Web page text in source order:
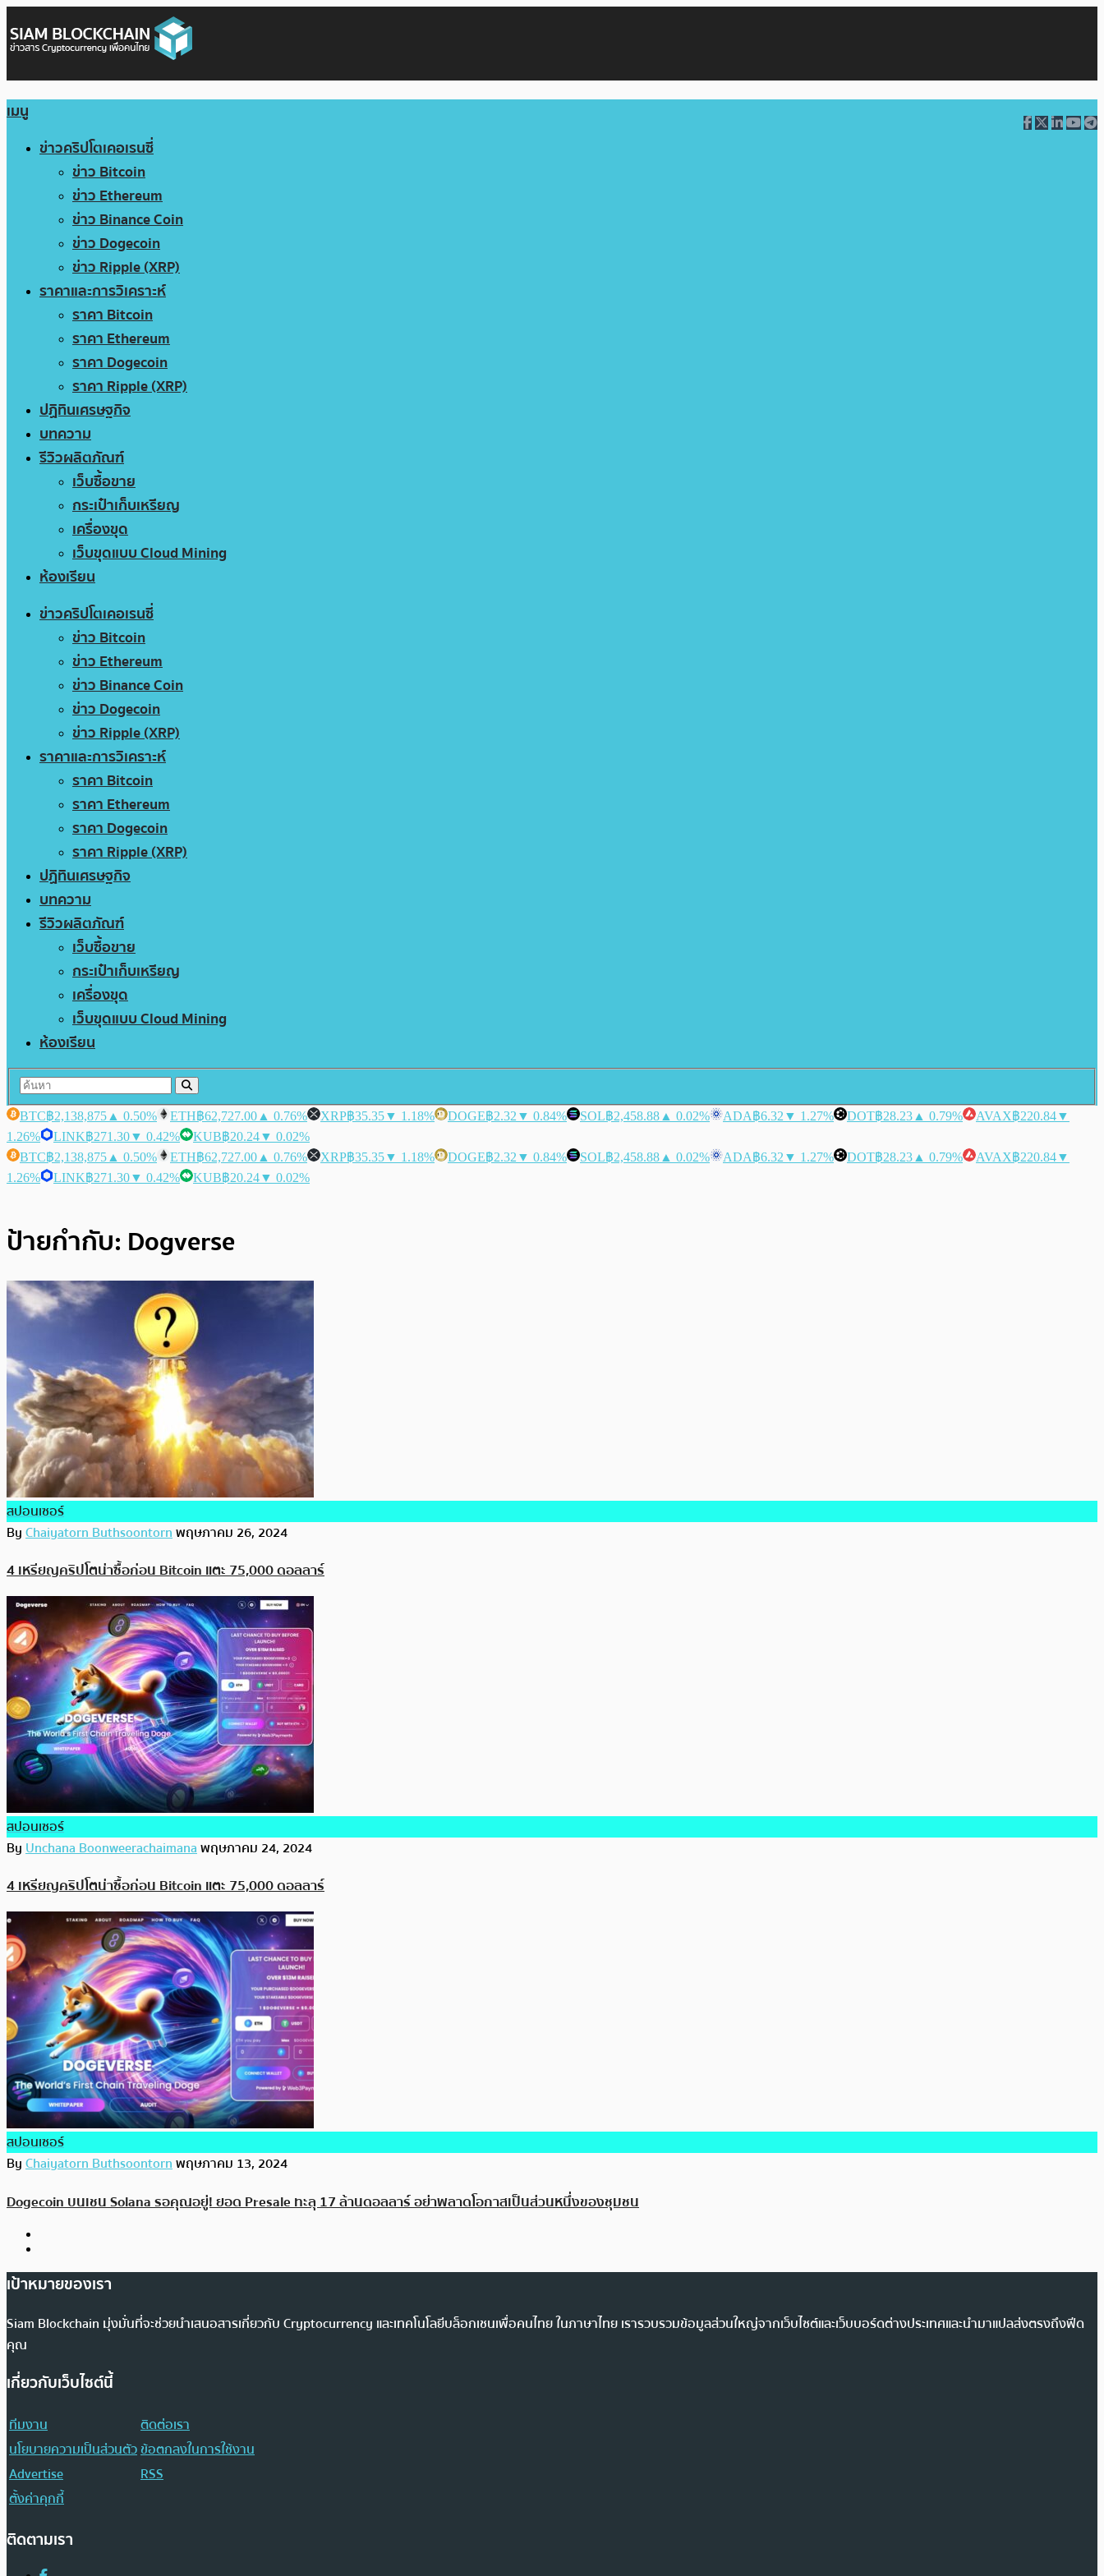
เมนู
ข่าวคริปโตเคอเรนซี่
ข่าว Bitcoin
ข่าว Ethereum
ข่าว Binance Coin
ข่าว Dogecoin
ข่าว Ripple (XRP)
ราคาและการวิเคราะห์
ราคา Bitcoin
ราคา Ethereum
ราคา Dogecoin
ราคา Ripple (XRP)
ปฏิทินเศรษฐกิจ
บทความ
รีวิวผลิตภัณฑ์
เว็บซื้อขาย
กระเป๋าเก็บเหรียญ
เครื่องขุด
เว็บขุดแบบ Cloud Mining
ห้องเรียน
ข่าวคริปโตเคอเรนซี่
ข่าว Bitcoin
ข่าว Ethereum
ข่าว Binance Coin
ข่าว Dogecoin
ข่าว Ripple (XRP)
ราคาและการวิเคราะห์
ราคา Bitcoin
ราคา Ethereum
ราคา Dogecoin
ราคา Ripple (XRP)
ปฏิทินเศรษฐกิจ
บทความ
รีวิวผลิตภัณฑ์
เว็บซื้อขาย
กระเป๋าเก็บเหรียญ
เครื่องขุด
เว็บขุดแบบ Cloud Mining
ห้องเรียน
BTC฿2,138,875 ▲ 0.50% ETH฿62,727.00 ▲ 0.76% XRP฿35.35▼ 1.18% DOGE฿2.32 ▼ 0.84% SOL฿2,458.88 ▲ 0.02% ADA฿6.32 ▼ 1.27% DOT฿28.23 ▲ 0.79% AVAX฿220.84▼
1.26%
LINK฿271.30▼ 0.42% KUB฿20.24▼ 0.02%
BTC฿2,138,875 ▲ 0.50% ETH฿62,727.00 ▲ 0.76% XRP฿35.35▼ 1.18% DOGE฿2.32 ▼ 0.84% SOL฿2,458.88 ▲ 0.02% ADA฿6.32 ▼ 1.27% DOT฿28.23 ▲ 0.79% AVAX฿220.84▼
1.26%
LINK฿271.30▼ 0.42% KUB฿20.24▼ 0.02%
ป้ายกำกับ: Dogverse
สปอนเซอร์
ByChaiyatorn Buthsoontornพฤษภาคม 26, 2024
4 เหรียญคริปโตน่าซื้อก่อน Bitcoin แตะ 75,000 ดอลลาร์
สปอนเซอร์
ByUnchana Boonweerachaimanaพฤษภาคม 24, 2024
4 เหรียญคริปโตน่าซื้อก่อน Bitcoin แตะ 75,000 ดอลลาร์
สปอนเซอร์
ByChaiyatorn Buthsoontornพฤษภาคม 13, 2024
Dogecoin บนเชน Solana รอคุณอยู่! ยอด Presale ทะลุ 17 ล้านดอลลาร์ อย่าพลาดโอกาสเป็นส่วนหนึ่งของชุมชน
เป้าหมายของเรา
Siam Blockchain มุ่งมั่นที่จะช่วยนำเสนอสารเกี่ยวกับ Cryptocurrency และเทคโนโลยีบล็อกเชนเพื่อคนไทย ในภาษาไทย เรารวบรวมข้อมูลส่วนใหญ่จากเว็บไซต์และเว็บบอร์ดต่างประเทศและนำมาแปลส่งตรงถึงฟีด
คุณ
เกี่ยวกับเว็บไซต์นี้
ทีมงาน
ติดต่อเรา
นโยบายความเป็นส่วนตัวข้อตกลงในการใช้งาน
Advertise
RSS
ตั้งค่าคุกกี้
ติดตามเรา